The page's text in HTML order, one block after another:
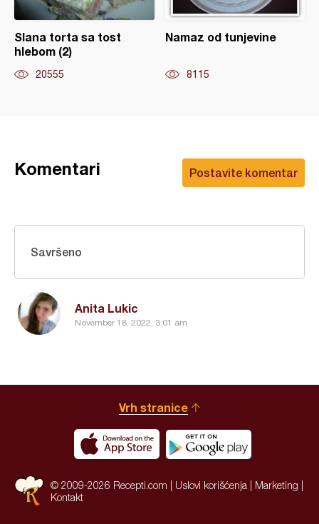
Slana torta sa tost
hlebom (2)
20555
Namaz od tunjevine
8115
Postavite komentar
Komentari
Anita Lukic
November 18, 2022, 3:01 am
Savršeno
Vrh stranice
© 2009-2026 Recepti.com | Uslovi korišćenja Marketing
Kontakt